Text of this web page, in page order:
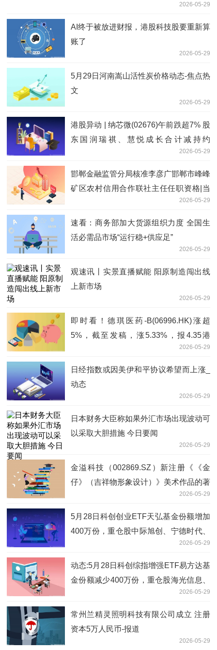
2026-05-29
AI终于被放进财报，港股科技股要重新算
账了
2026-05-29
5月29日河南嵩山活性炭价格动态-焦点热
文
2026-05-29
港股异动 | 纳芯微(02676)午前跌超7% 股
东国润瑞祺、慧悦成长合计减持约
2026-05-29
邯郸金融监管分局核准李彦广邯郸市峰峰
矿区农村信用合作联社主任任职资格|当
2026-05-29
速看：商务部加大货源组织力度 全国生
活必需品市场“运行稳+供应足”
2026-05-29
观速讯丨实景直播赋能 阳原制造闯出线
上新市场
2026-05-29
即时看！德琪医药-B(06996.HK)涨超
5%，截至发稿，涨5.33%，报4.35港
2026-05-29
日经指数或因美伊和平协议希望而上涨_
动态
2026-05-29
日本财务大臣称如果外汇市场出现波动可
以采取大胆措施 今日要闻
2026-05-29
金溢科技（002869.SZ）新注册《《金
仔》（吉祥物形象设计）》美术作品的著
2026-05-29
5月28日科创创业ETF天弘基金份额增加
400万份，重仓股中际旭创、宁德时代、
2026-05-29
动态:5月28日科创综指增强ETF易方达基
金份额减少400万份，重仓股海光信息、
2026-05-29
常州兰精灵照明科技有限公司成立 注册
资本5万人民币-报道
2026-05-29